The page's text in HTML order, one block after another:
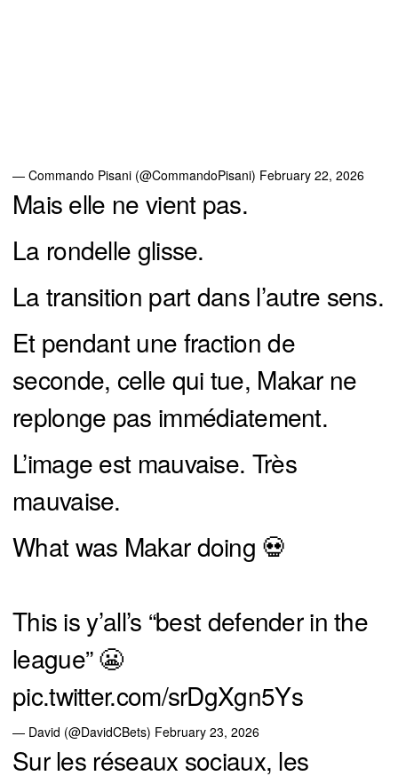
— Commando Pisani (@CommandoPisani) February 22, 2026
Mais elle ne vient pas.
La rondelle glisse.
La transition part dans l’autre sens.
Et pendant une fraction de
seconde, celle qui tue, Makar ne
replonge pas immédiatement.
L’image est mauvaise. Très
mauvaise.
What was Makar doing 💀
This is y’all’s “best defender in the
league” 😬
pic.twitter.com/srDgXgn5Ys
— David (@DavidCBets) February 23, 2026
Sur les réseaux sociaux, les